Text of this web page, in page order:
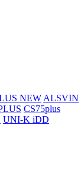
NEW ALSVIN
CS75plus
UNI-K iDD